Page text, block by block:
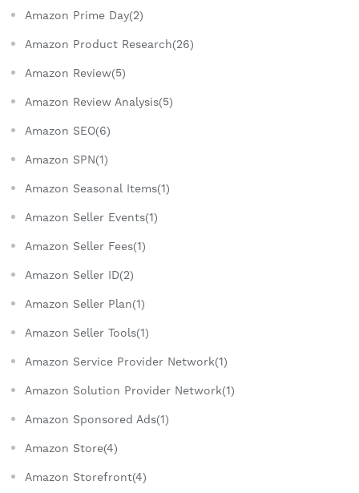
Amazon Prime Day(2)
Amazon Product Research(26)
Amazon Review(5)
Amazon Review Analysis(5)
Amazon SEO(6)
Amazon SPN(1)
Amazon Seasonal Items(1)
Amazon Seller Events(1)
Amazon Seller Fees(1)
Amazon Seller ID(2)
Amazon Seller Plan(1)
Amazon Seller Tools(1)
Amazon Service Provider Network(1)
Amazon Solution Provider Network(1)
Amazon Sponsored Ads(1)
Amazon Store(4)
Amazon Storefront(4)